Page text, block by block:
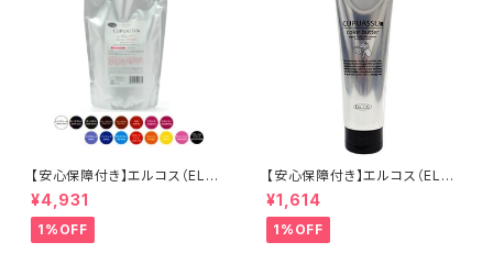
【安心保障付き】エルコス（ELLC
OS） キュプアスカラーバター 7
00g 【16色から選べる】 トリー
トメントカラー カラー剤 トリート
メント 白髪染め ヘアカラー 低
¥4,931
1%OFF
【安心保障付き】エルコス（ELLC
OS） キュプアスカラーバター【ス
カイブルー】200g トリートメン
トカラー カラー剤 トリートメント
白髪染め ヘアカラー 低刺激 ヘ
¥1,614
1%OFF